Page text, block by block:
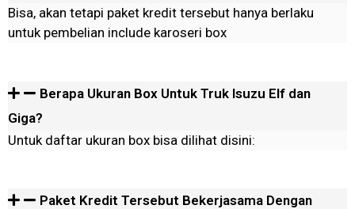
Bisa, akan tetapi paket kredit tersebut hanya berlaku
untuk pembelian include karoseri box
Berapa Ukuran Box Untuk Truk Isuzu Elf dan
Giga?
Untuk daftar ukuran box bisa dilihat disini:
Paket Kredit Tersebut Bekerjasama Dengan